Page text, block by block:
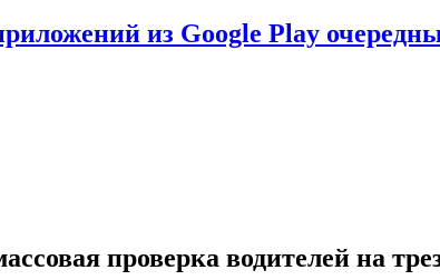
из Google Play
проверка водителей на